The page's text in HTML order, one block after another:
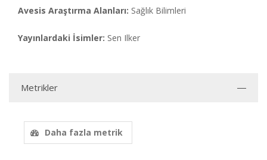
Avesis Araştırma Alanları: Sağlık Bilimleri
Yayınlardaki İsimler: Sen Ilker
Metrikler
Daha fazla metrik